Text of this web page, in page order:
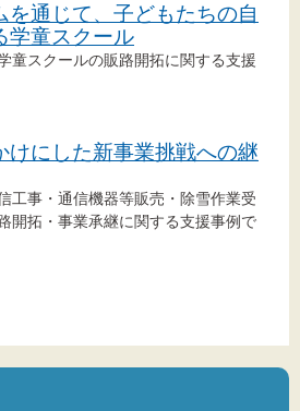
文字サイズ
背景色
黒 白 黄
を通じて、子どもたちの自
学童スクール
童スクールの販路開拓に関する支援
けにした新事業挑戦への継
工事・通信機器等販売・除雪作業受
開拓・事業承継に関する支援事例で